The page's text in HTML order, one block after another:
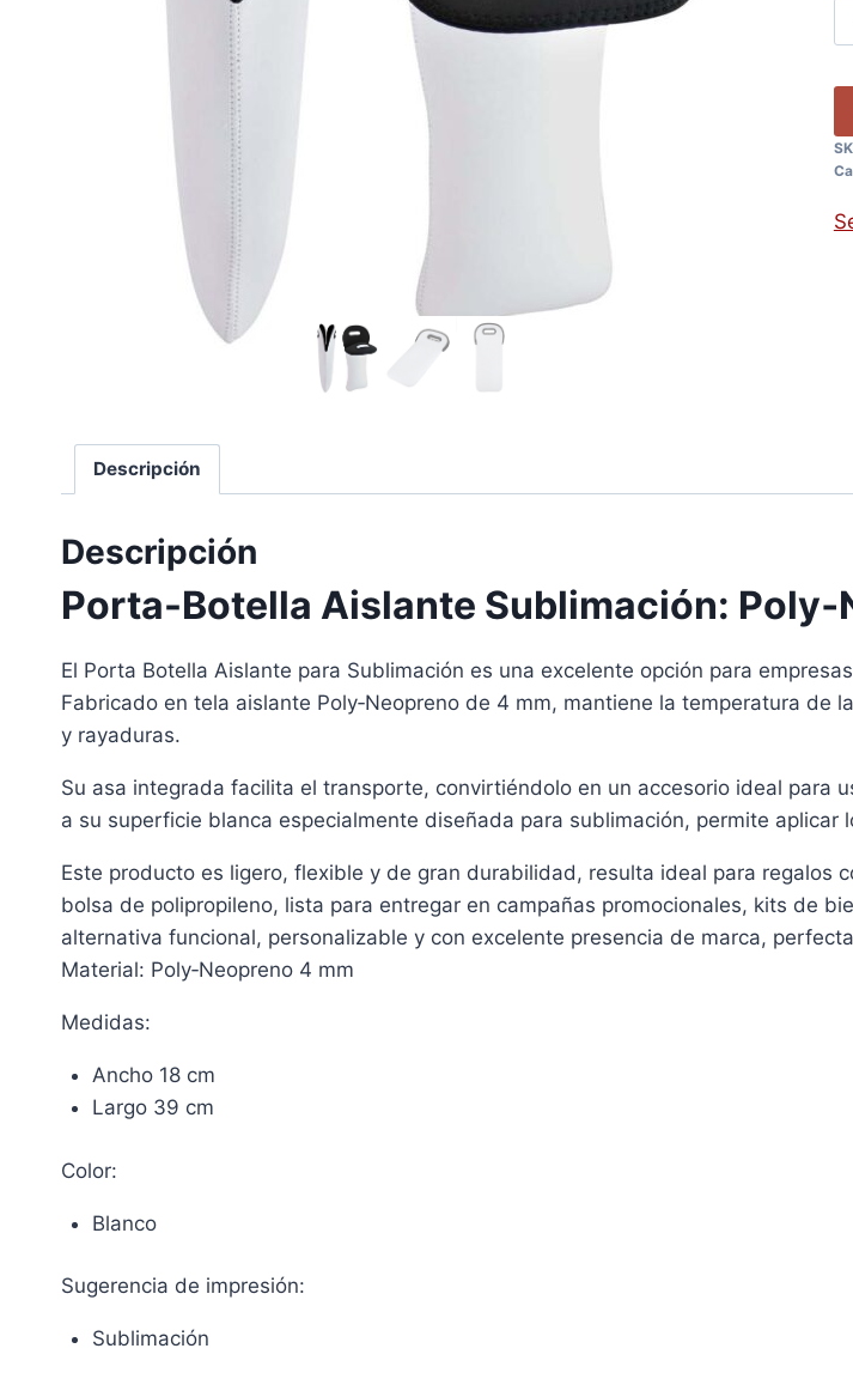
Descripción
Descripción
Porta-Botella Aislante Sublimación:
El Porta Botella Aislante para Sublimación es una excelente opción para
Fabricado en tela aislante Poly‑Neopreno de 4 mm, mantiene la temperatura
y rayaduras.
Su asa integrada facilita el transporte, convirtiéndolo en un accesorio ideal para
a su superficie blanca especialmente diseñada para sublimación, permite
Este producto es ligero, flexible y de gran durabilidad, resulta ideal para regalos
bolsa de polipropileno, lista para entregar en campañas promocionales, kits de
alternativa funcional, personalizable y con excelente presencia de marca,
Material: Poly‑Neopreno 4 mm
Medidas:
Ancho 18 cm
Largo 39 cm
Color:
Blanco
Sugerencia de impresión:
Sublimación